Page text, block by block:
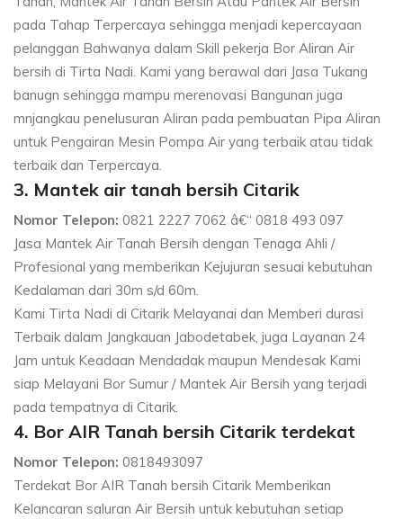
pada Tahap Terpercaya sehingga menjadi kepercayaan
pelanggan Bahwanya dalam Skill pekerja Bor Aliran Air
bersih di Tirta Nadi. Kami yang berawal dari Jasa Tukang
banugn sehingga mampu merenovasi Bangunan juga
mnjangkau penelusuran Aliran pada pembuatan Pipa Aliran
untuk Pengairan Mesin Pompa Air yang terbaik atau tidak
terbaik dan Terpercaya.
3. Mantek air tanah bersih Citarik
Nomor Telepon: 0821 2227 7062 â€“ 0818 493 097
Jasa Mantek Air Tanah Bersih dengan Tenaga Ahli /
Profesional yang memberikan Kejujuran sesuai kebutuhan
Kedalaman dari 30m s/d 60m.
Kami Tirta Nadi di Citarik Melayanai dan Memberi durasi
Terbaik dalam Jangkauan Jabodetabek, juga Layanan 24
Jam untuk Keadaan Mendadak maupun Mendesak Kami
siap Melayani Bor Sumur / Mantek Air Bersih yang terjadi
pada tempatnya di Citarik.
4. Bor AIR Tanah bersih Citarik terdekat
Nomor Telepon: 0818493097
Terdekat Bor AIR Tanah bersih Citarik Memberikan
Kelancaran saluran Air Bersih untuk kebutuhan setiap